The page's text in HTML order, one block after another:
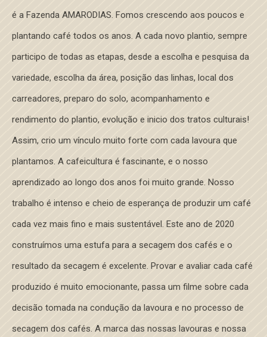
é a Fazenda AMARODIAS. Fomos crescendo aos poucos e
plantando café todos os anos. A cada novo plantio, sempre
participo de todas as etapas, desde a escolha e pesquisa da
variedade, escolha da área, posição das linhas, local dos
carreadores, preparo do solo, acompanhamento e
rendimento do plantio, evolução e inicio dos tratos culturais!
Assim, crio um vínculo muito forte com cada lavoura que
plantamos. A cafeicultura é fascinante, e o nosso
aprendizado ao longo dos anos foi muito grande. Nosso
trabalho é intenso e cheio de esperança de produzir um café
cada vez mais fino e mais sustentável. Este ano de 2020
construímos uma estufa para a secagem dos cafés e o
resultado da secagem é excelente. Provar e avaliar cada café
produzido é muito emocionante, passa um filme sobre cada
decisão tomada na condução da lavoura e no processo de
secagem dos cafés. A marca das nossas lavouras e nossa